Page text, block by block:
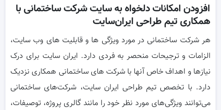
افزودن امکانات دلخواه به سایت شرکت ساختمانی با
همکاری تیم طراحی ایران‌سایت
هر شرکت ساختمانی در مورد ویژگی ها و قابلیت های وب سایت،
الزامات و ترجیحات منحصر به فردی دارد. ایران سایت برای درک
نیازها و اهداف خاص آنها با شرکت های ساختمانی همکاری نزدیک
دارد. با تخصص تیم طراحی ایران سایت، شرکت‌های ساختمانی
می‌توانند ویژگی‌های مورد نظر خود را مانند گالری پروژه، توصیفات،